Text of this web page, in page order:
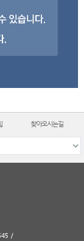
찾아오시는길
/